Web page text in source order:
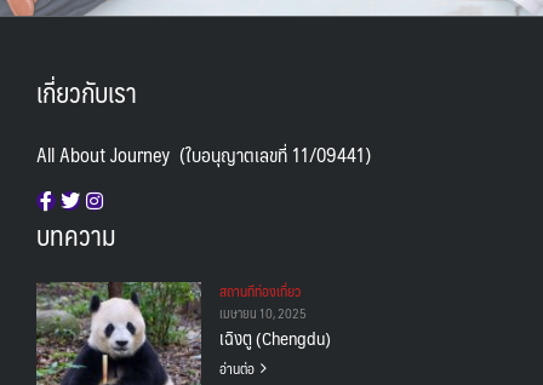
เกี่ยวกับเรา
All About Journey (ใบอนุญาตเลขที่ 11/09441)
บทความ
สถานทีท่องเที่ยว
เมษายน 10, 2025
เฉิงตู (Chengdu)
อ่านต่อ